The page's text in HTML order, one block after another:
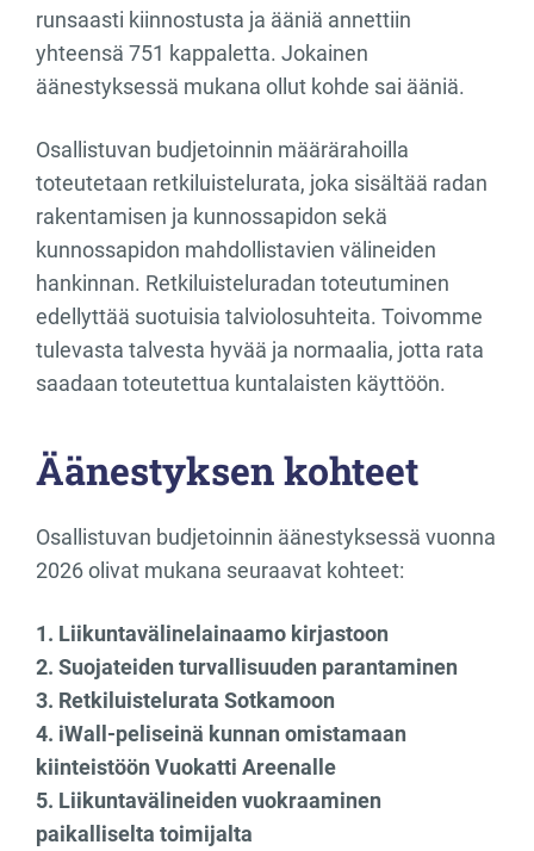
runsaasti kiinnostusta ja ääniä annettiin
yhteensä 751 kappaletta. Jokainen
äänestyksessä mukana ollut kohde sai ääniä.
Osallistuvan budjetoinnin määrärahoilla
toteutetaan retkiluistelurata, joka sisältää radan
rakentamisen ja kunnossapidon sekä
kunnossapidon mahdollistavien välineiden
hankinnan. Retkiluisteluradan toteutuminen
edellyttää suotuisia talviolosuhteita. Toivomme
tulevasta talvesta hyvää ja normaalia, jotta rata
saadaan toteutettua kuntalaisten käyttöön.
Äänestyksen kohteet
Osallistuvan budjetoinnin äänestyksessä vuonna
2026 olivat mukana seuraavat kohteet:
1. Liikuntavälinelainaamo kirjastoon
2. Suojateiden turvallisuuden parantaminen
3. Retkiluistelurata Sotkamoon
4. iWall-peliseinä kunnan omistamaan
kiinteistöön Vuokatti Areenalle
5. Liikuntavälineiden vuokraaminen
paikalliselta toimijalta